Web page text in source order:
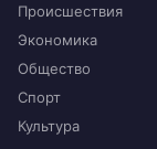
Происшествия
Экономика
Общество
Спорт
Культура